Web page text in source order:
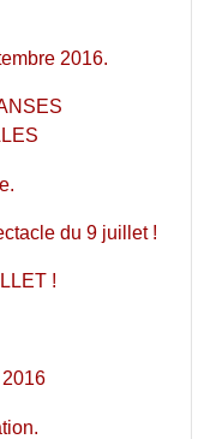
2016.
du 9 juillet !
!